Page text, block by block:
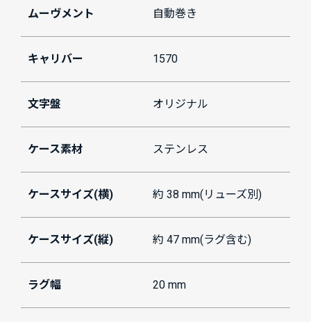
ムーヴメント 自動巻き
キャリバー 1570
文字盤 オリジナル
ケース素材 ステンレス
ケースサイズ(横) 約 38 mm(リューズ別)
ケースサイズ(縦) 約 47 mm(ラグ含む)
ラグ幅 20 mm